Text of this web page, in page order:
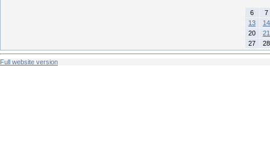
6
7
13
14
20
21
27
28
Full website version